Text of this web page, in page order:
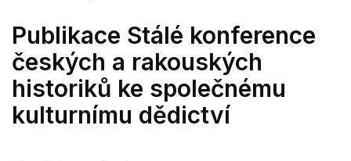
Publikace Stálé konference
českých a rakouských
historiků ke společnému
kulturnímu dědictví